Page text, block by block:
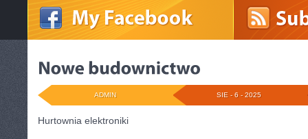
SIE - 6 - 2025
ADMIN
Hurtownia elektroniki